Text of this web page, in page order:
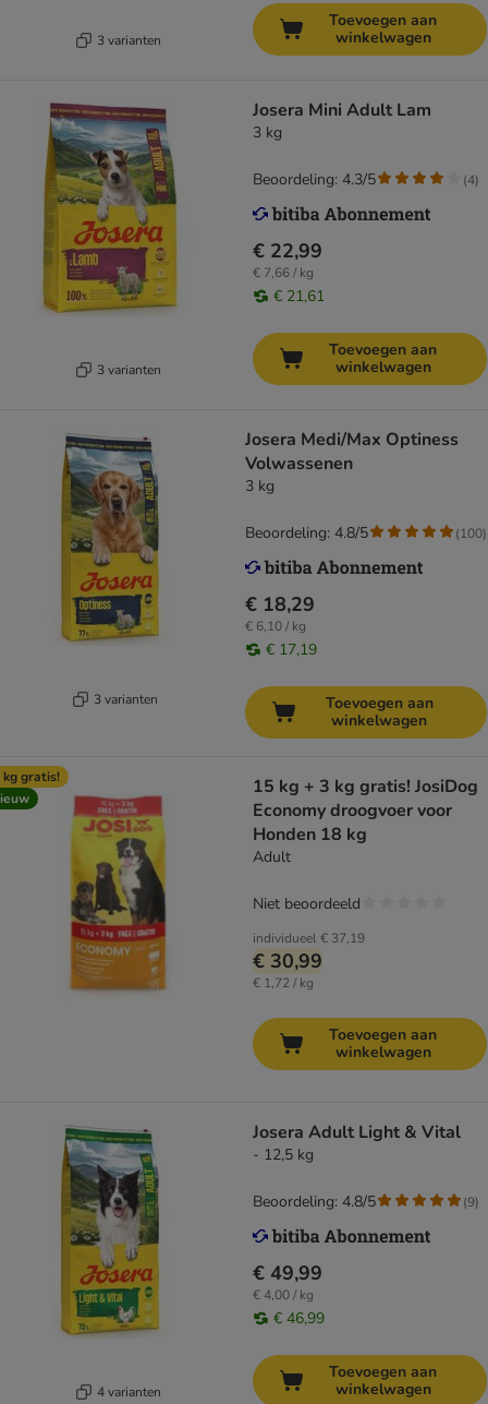
3 varianten
Toevoegen aan
winkelwagen
3 varianten
Josera Mini Adult Lam
3 kg
€ 22,99
€ 7,66 / kg
€ 21,61
Beoordeling: 4.3/5 (4)
Toevoegen aan
winkelwagen
3 varianten
Josera Medi/Max Optiness
Volwassenen
3 kg
€ 18,29
€ 6,10 / kg
€ 17,19
Beoordeling: 4.8/5 (100)
Toevoegen aan
winkelwagen
kg gratis!
15 kg + 3 kg gratis! JosiDog
Economy droogvoer voor
Honden 18 kg
Adult
individueel€ 37,19
€ 30,99
€ 1,72 / kg
Niet beoordeeld
Toevoegen aan
winkelwagen
4 varianten
Josera Adult Light & Vital
- 12,5 kg
€ 49,99
€ 4,00 / kg
€ 46,99
Beoordeling: 4.8/5 (9)
Toevoegen aan
winkelwagen